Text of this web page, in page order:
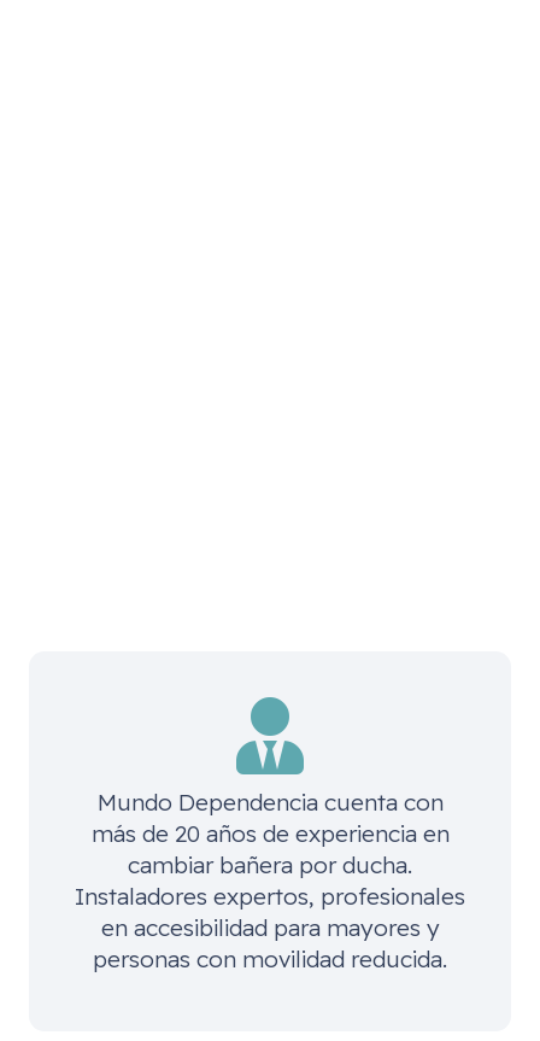
Mundo Dependencia cuenta con
más de 20 años de experiencia en
cambiar bañera por ducha.
Instaladores expertos, profesionales
en accesibilidad para mayores y
personas con movilidad reducida.